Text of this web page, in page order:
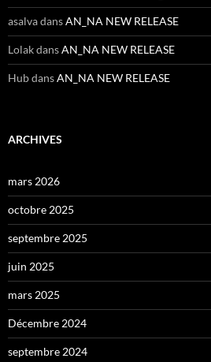
asalvadansAN_NA NEW RELEASE
LolakdansAN_NA NEW RELEASE
HubdansAN_NA NEW RELEASE
ARCHIVES
mars 2026
octobre 2025
septembre 2025
juin 2025
mars 2025
Décembre 2024
septembre 2024